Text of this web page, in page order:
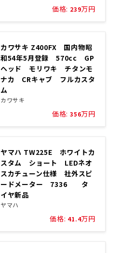
価格: 239万円
カワサキ Z400FX 国内物昭
和54年5月登録 570cc GP
ヘッド モリワキ チタンモ
ナカ CRキャブ フルカスタ
ム
カワサキ
価格: 356万円
ヤマハ TW225E ホワイトカ
スタム ショート LEDネオ
スカチューン仕様 社外スピ
ードメーター 7336 タ
イヤ新品
ヤマハ
価格: 41.4万円